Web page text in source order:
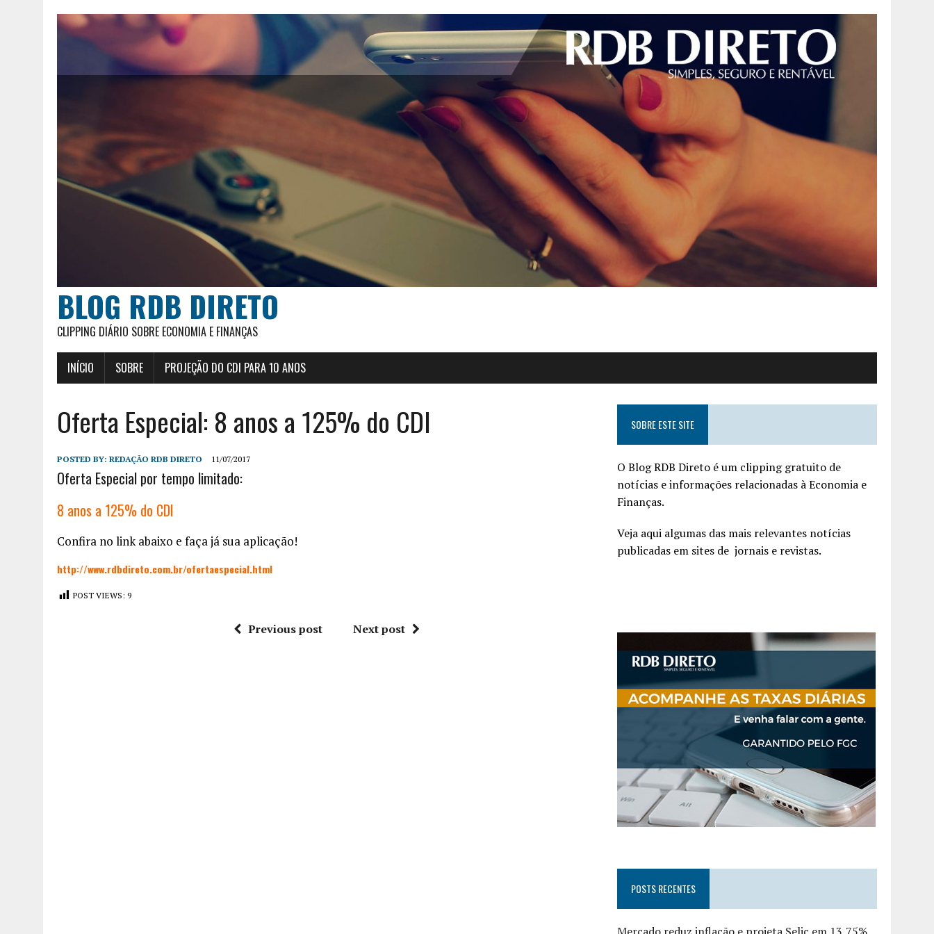
BLOG RDB DIRETO
CLIPPING DIÁRIO SOBRE ECONOMIA E FINANÇAS
INÍCIO SOBRE PROJEÇÃO DO CDI PARA 10 ANOS
Oferta Especial: 8 anos a 125% do CDI
POSTED BY: REDAÇÃO RDB DIRETO 11/07/2017
Oferta Especial por tempo limitado:
8 anos a 125% do CDI
Confira no link abaixo e faça já sua aplicação!
http://www.rdbdireto.com.br/ofertaespecial.html
POST VIEWS: 9
Previous post Next post
SOBRE ESTE SITE
O Blog RDB Direto é um clipping gratuito de
notícias e informações relacionadas à Economia e
Finanças.
Veja aqui algumas das mais relevantes notícias
publicadas em sites de jornais e revistas.
POSTS RECENTES